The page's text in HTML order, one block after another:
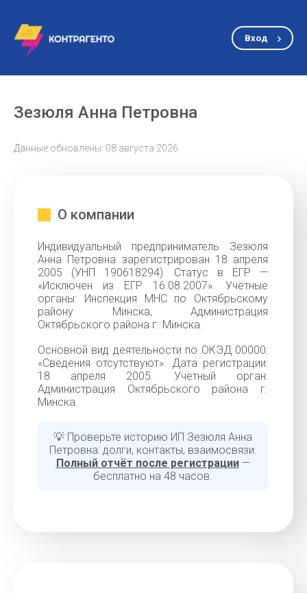
Вход
Зезюля Анна Петровна
Данные обновлены: 08 августа 2026
О компании
Индивидуальный предприниматель Зезюля
Анна Петровна зарегистрирован 18 апреля
2005 (УНП 190618294). Статус в ЕГР —
«Исключен из ЕГР 16.08.2007». Учётные
органы: Инспекция МНС по Октябрьскому
району Минска, Администрация
Октябрьского района г. Минска.
Основной вид деятельности по ОКЭД 00000:
«Cведения отсутствуют». Дата регистрации:
18 апреля 2005. Учётный орган:
Администрация Октябрьского района г.
Минска.
💡 Проверьте историю ИП Зезюля Анна
Петровна: долги, контакты, взаимосвязи.
Полный отчёт после регистрации—
бесплатно на 48 часов.